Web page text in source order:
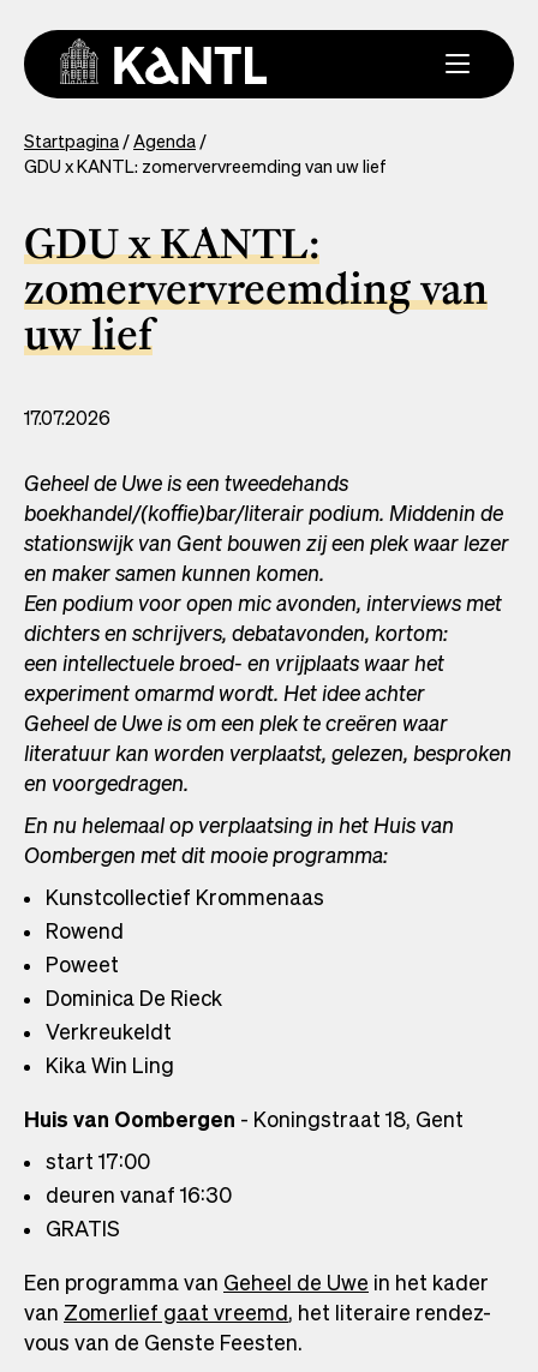
naar
inhoud
gaan
You
are
Startpagina Agenda
GDU x KANTL: zomervervreemding van uw lief
GDU x KANTL:
zomervervreemding van
uw lief
17.07.2026
Geheel de Uwe is een tweedehands
boekhandel/(koffie)bar/literair podium. Middenin de
stationswijk van Gent bouwen zij een plek waar lezer
en maker samen kunnen komen.
Een podium voor open mic avonden, interviews met
dichters en schrijvers, debatavonden, kortom:
een intellectuele broed- en vrijplaats waar het
experiment omarmd wordt. Het idee achter
Geheel de Uwe is om een plek te creëren waar
literatuur kan worden verplaatst, gelezen, besproken
en voorgedragen.
En nu helemaal op verplaatsing in het Huis van
Oombergen met dit mooie programma:
Kunstcollectief Krommenaas
Rowend
Poweet
Dominica De Rieck
Verkreukeldt
Kika Win Ling
Huis van Oombergen - Koningstraat 18, Gent
start 17:00
deuren vanaf 16:30
GRATIS
Een programma van Geheel de Uwe in het kader
van Zomerlief gaat vreemd, het literaire rendez-
vous van de Genste Feesten.